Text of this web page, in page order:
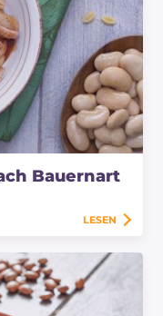
Bauernart
LESEN